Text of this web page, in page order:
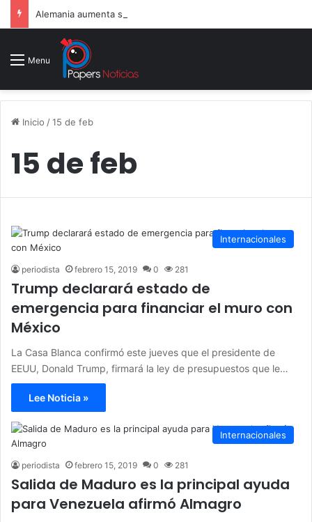
Menu
Inicio /15 de feb
15 de feb
Internacionales
periodista febrero 15, 2019 0 281
Trump declarará estado de
emergencia para financiar el muro con
México
La Casa Blanca confirmó este jueves que el presidente de
EEUU, Donald Trump, firmará la ley de presupuestos que le…
Lee Noticia »
Internacionales
periodista febrero 15, 2019 0 281
Salida de Maduro es la principal ayuda
para Venezuela afirmó Almagro